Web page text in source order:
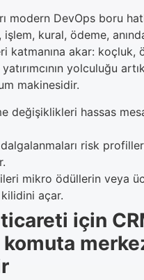
modern DevOps boru
kural, ödeme,
katmanına akar: koçluk,
yolculuğu
makinesidir.
değişiklikleri hassas
risk
mikro ödüllerin veya
açar.
için